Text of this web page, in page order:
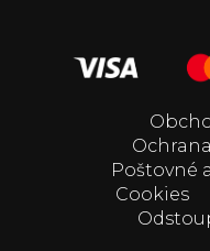
Poštovné
Cookies